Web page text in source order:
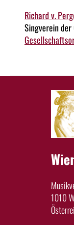
Richard v.
Singverein
1010